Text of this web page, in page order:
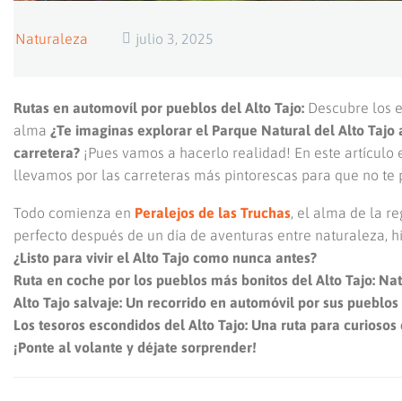
Naturaleza julio 3, 2025
Rutas en automovíl por pueblos del Alto Tajo: Descubre los
alma ¿Te imaginas explorar el Parque Natural del Alto
carretera? ¡Pues vamos a hacerlo realidad! En este
llevamos por las carreteras más pintorescas para que no
Todo comienza en Peralejos de las Truchas, el alma de la
perfecto después de un día de aventuras entre naturaleza,
¿Listo para vivir el Alto Tajo como nunca antes?
Ruta en coche por los pueblos más bonitos del Alto Tajo:
Alto Tajo salvaje: Un recorrido en automóvil por sus
Los tesoros escondidos del Alto Tajo: Una ruta para
¡Ponte al volante y déjate sorprender!